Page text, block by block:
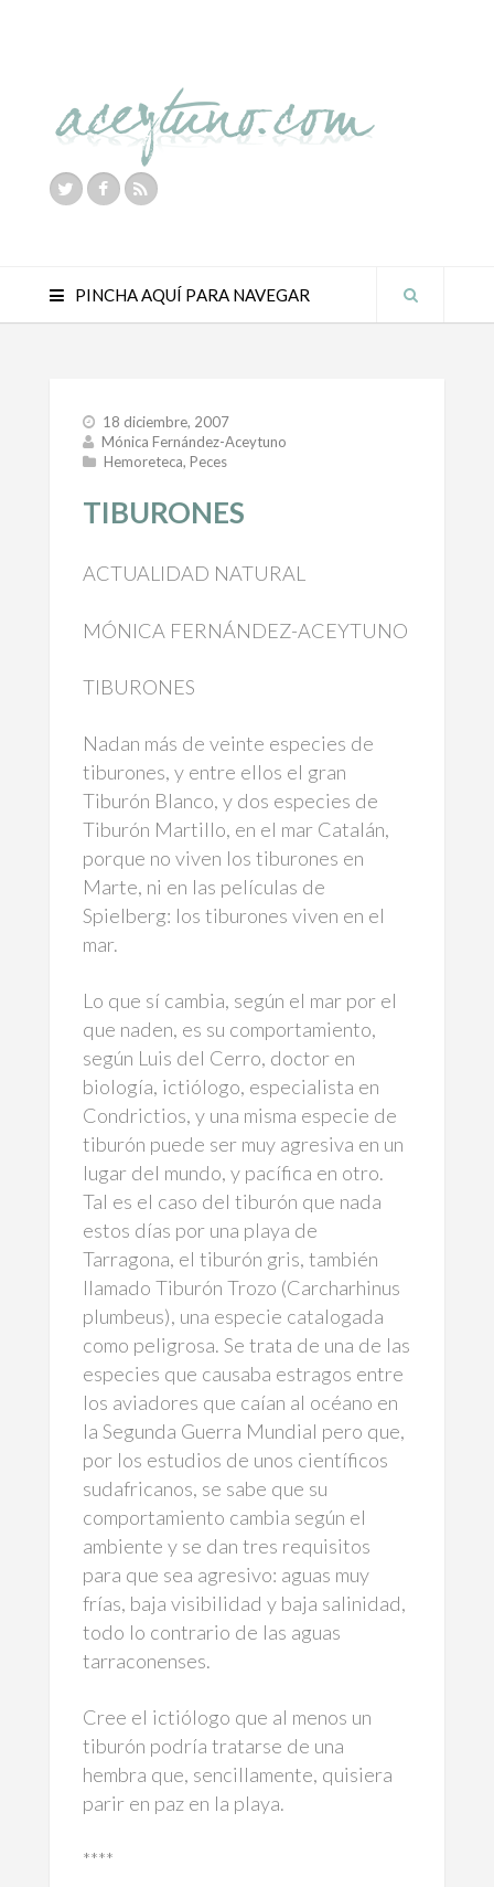
PINCHA AQUÍ PARA NAVEGAR
18 diciembre, 2007
Mónica Fernández-Aceytuno
Hemoreteca, Peces
TIBURONES
ACTUALIDAD NATURAL
MÓNICA FERNÁNDEZ-ACEYTUNO
TIBURONES
Nadan más de veinte especies de
tiburones, y entre ellos el gran
Tiburón Blanco, y dos especies de
Tiburón Martillo, en el mar Catalán,
porque no viven los tiburones en
Marte, ni en las películas de
Spielberg: los tiburones viven en el
mar.
Lo que sí cambia, según el mar por el
que naden, es su comportamiento,
según Luis del Cerro, doctor en
biología, ictiólogo, especialista en
Condrictios, y una misma especie de
tiburón puede ser muy agresiva en un
lugar del mundo, y pacífica en otro.
Tal es el caso del tiburón que nada
estos días por una playa de
Tarragona, el tiburón gris, también
llamado Tiburón Trozo (Carcharhinus
plumbeus), una especie catalogada
como peligrosa. Se trata de una de las
especies que causaba estragos entre
los aviadores que caían al océano en
la Segunda Guerra Mundial pero que,
por los estudios de unos científicos
sudafricanos, se sabe que su
comportamiento cambia según el
ambiente y se dan tres requisitos
para que sea agresivo: aguas muy
frías, baja visibilidad y baja salinidad,
todo lo contrario de las aguas
tarraconenses.
Cree el ictiólogo que al menos un
tiburón podría tratarse de una
hembra que, sencillamente, quisiera
parir en paz en la playa.
****